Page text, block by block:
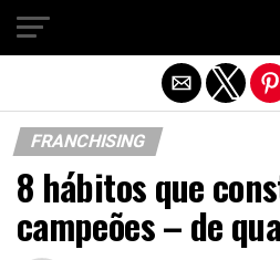
FRANCHISING
8 hábitos que
campeões – de